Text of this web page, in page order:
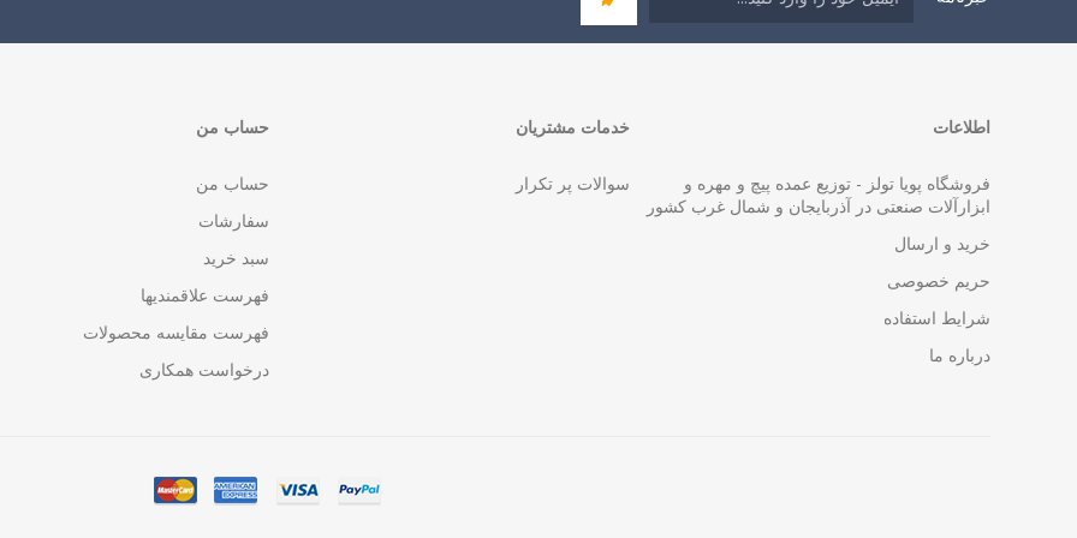
اطلاعات
فروشگاه پویا تولز - توزیع عمده پیچ و مهره و
ابزارآلات صنعتی در آذربایجان و شمال غرب کشور
خرید و ارسال
حریم خصوصی
شرایط استفاده
درباره ما
خدمات مشتریان
سوالات پر تکرار
حساب من
حساب من
سفارشات
سبد خرید
فهرست علاقمندیها
فهرست مقایسه محصولات
درخواست همکاری